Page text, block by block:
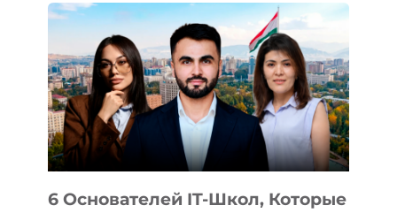
ВНЕШНЕГО
ВИДА
НОВОГО
УСТРОЙСТВА
ОТ
OPENAI
6 Основателей IT-Школ, Которые